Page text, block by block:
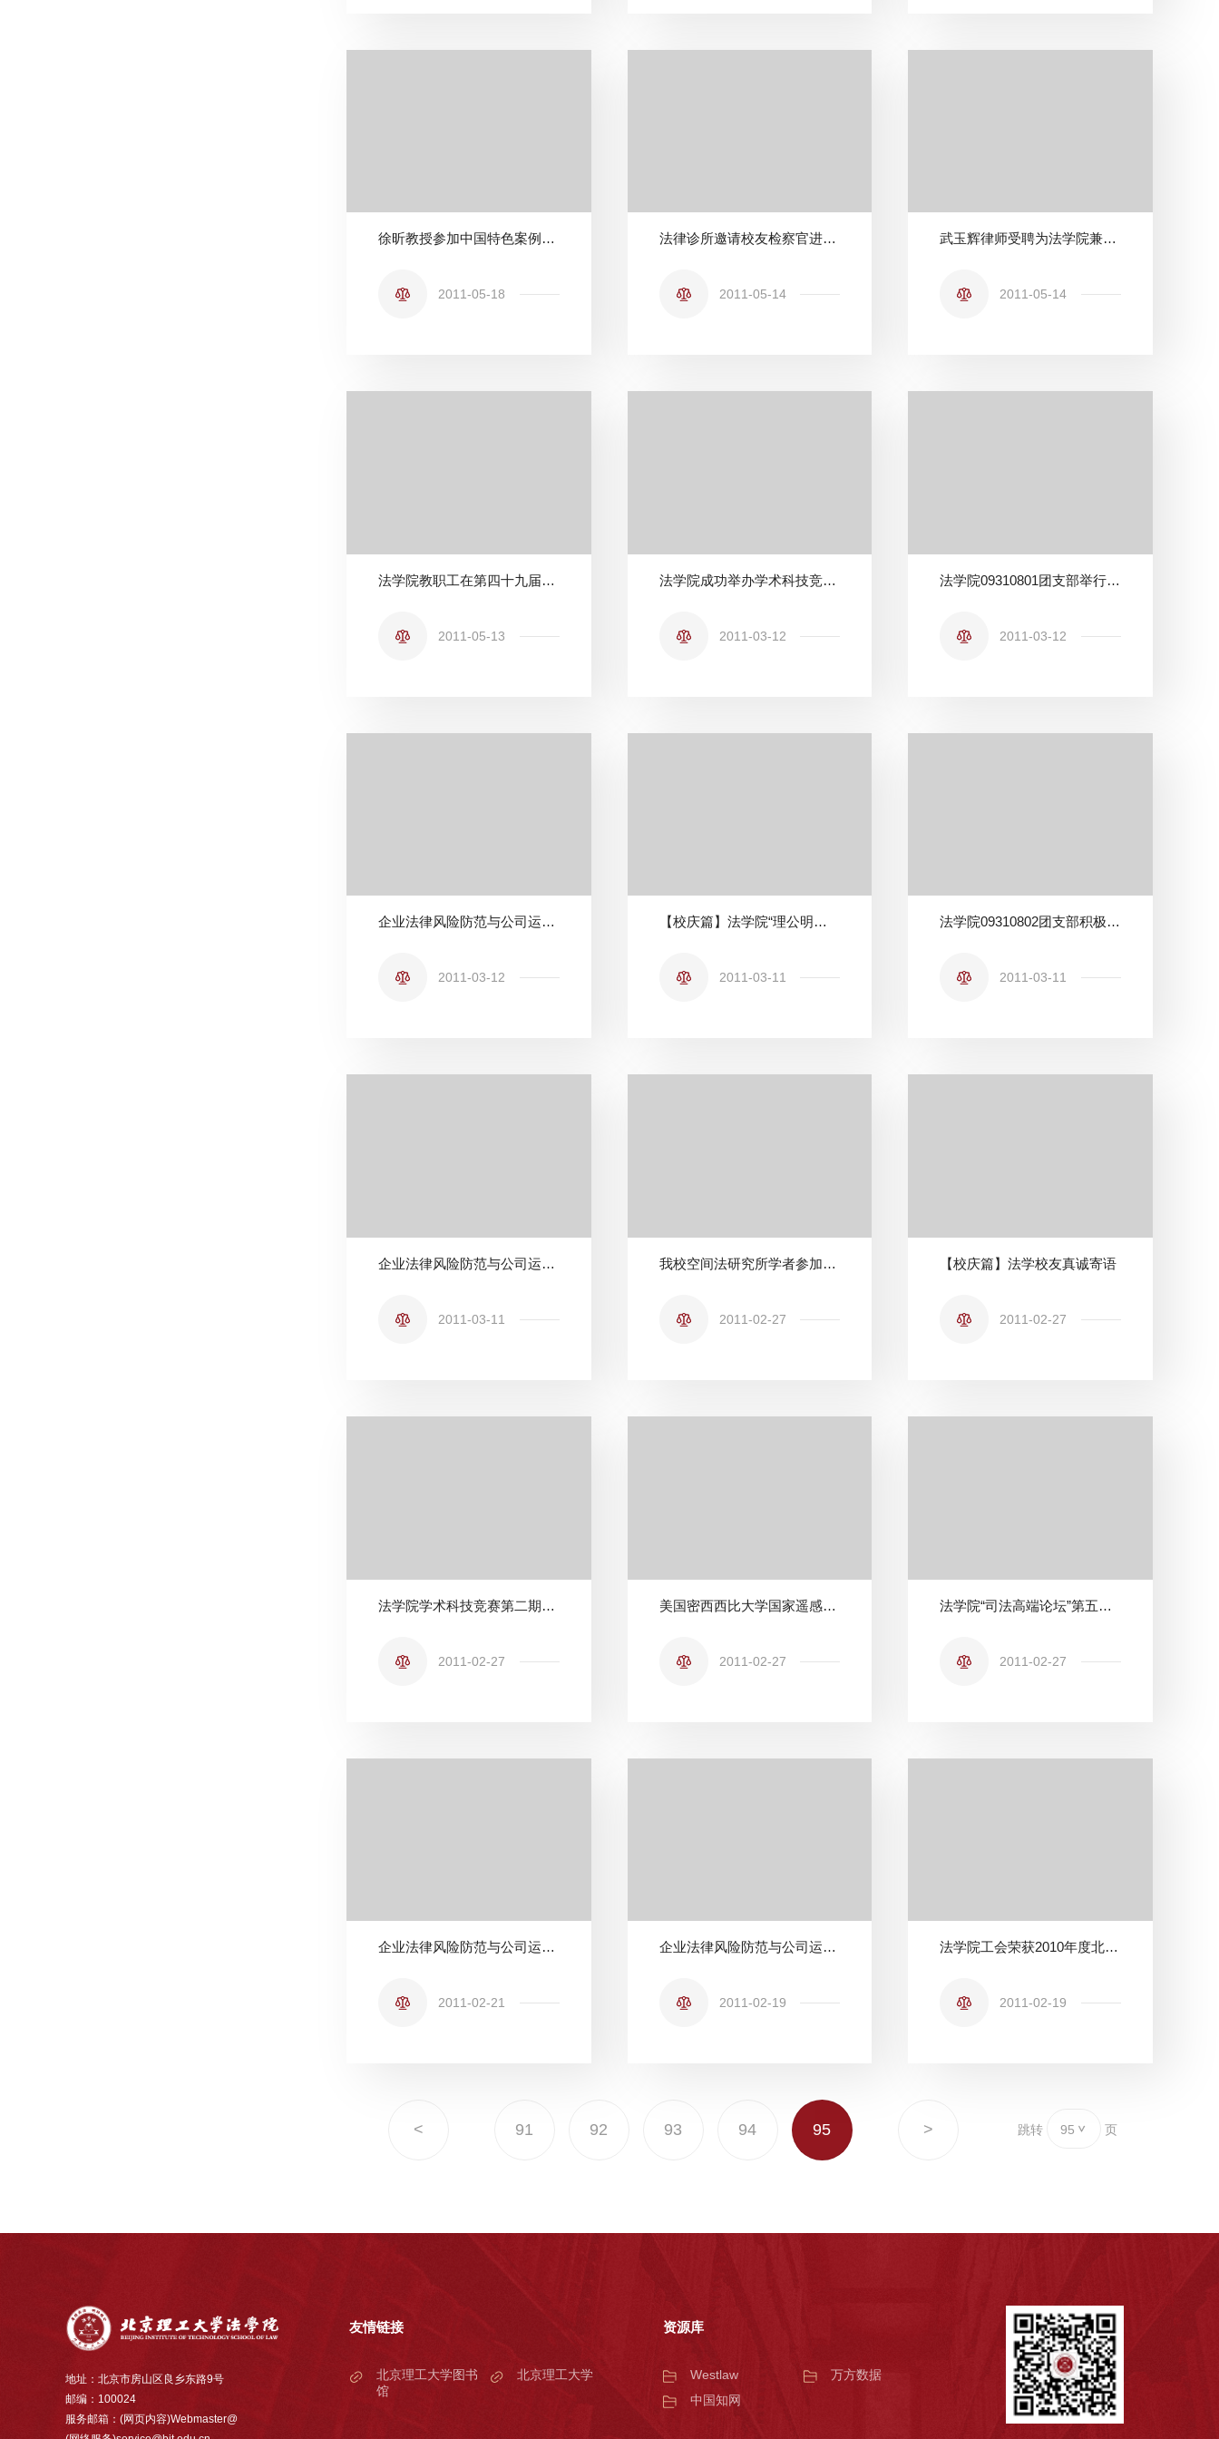
徐昕教授参加中国特色案例指导制度研讨会
2011-05-18
法律诊所邀请校友检察官进课堂讲解公诉人的基本素质与思维方式——21世纪学科前沿系列学术讲座
2011-05-14
武玉辉律师受聘为法学院兼职教授并讲解“中国律师的现状与未来”
2011-05-14
法学院教职工在第四十九届校运会上获取佳绩
2011-05-13
法学院成功举办学术科技竞赛培训活动
2011-03-12
法学院09310801团支部举行“明理重行”团日学习活动
2011-03-12
企业法律风险防范与公司运营法律实务系列讲座之三
2011-03-12
【校庆篇】法学院“理公明法”系列讲座之十二暨“司法高端论坛”第四期－－寻求庭审方式改革的新动力
2011-03-11
法学院09310802团支部积极组织初春会操活动
2011-03-11
企业法律风险防范与公司运营法律实务系列讲座之四
2011-03-11
我校空间法研究所学者参加第53届国际空间法论坛并作学术报告
2011-02-27
【校庆篇】法学校友真诚寄语
2011-02-27
法学院学术科技竞赛第二期培训活动成功举办
2011-02-27
美国密西西比大学国家遥感、航空与航天法中心主任Joanne Irene Gabrynowicz教授访问我校并作学术讲座
2011-02-27
法学院“司法高端论坛”第五期——民行检察监督制度的当代趋势
2011-02-27
企业法律风险防范与公司运营法律实务系列讲座之二
2011-02-21
企业法律风险防范与公司运营法律实务系列讲座之一
2011-02-19
法学院工会荣获2010年度北京理工大学工会“工作成果奖”
2011-02-19
< 91 92 93 94 95 > 跳转 95 页
地址：北京市房山区良乡东路9号
邮编：100024
服务邮箱：(网页内容)Webmaster@
友情链接
北京理工大学图书
馆
北京理工大学
资源库
Westlaw
万方数据
中国知网